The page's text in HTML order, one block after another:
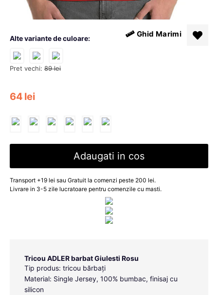
Pret vechi: 89 lei
64 lei
Alte variante de culoare: Ghid Marimi
Adaugati in cos
Transport +19 lei sau Gratuit la comenzi peste 200 lei.
Livrare in 3-5 zile lucratoare pentru comenzile cu masti.
Tricou ADLER barbat Giulesti Rosu
Tip produs: tricou bărbați
Material: Single Jersey, 100% bumbac, finisaj cu
silicon